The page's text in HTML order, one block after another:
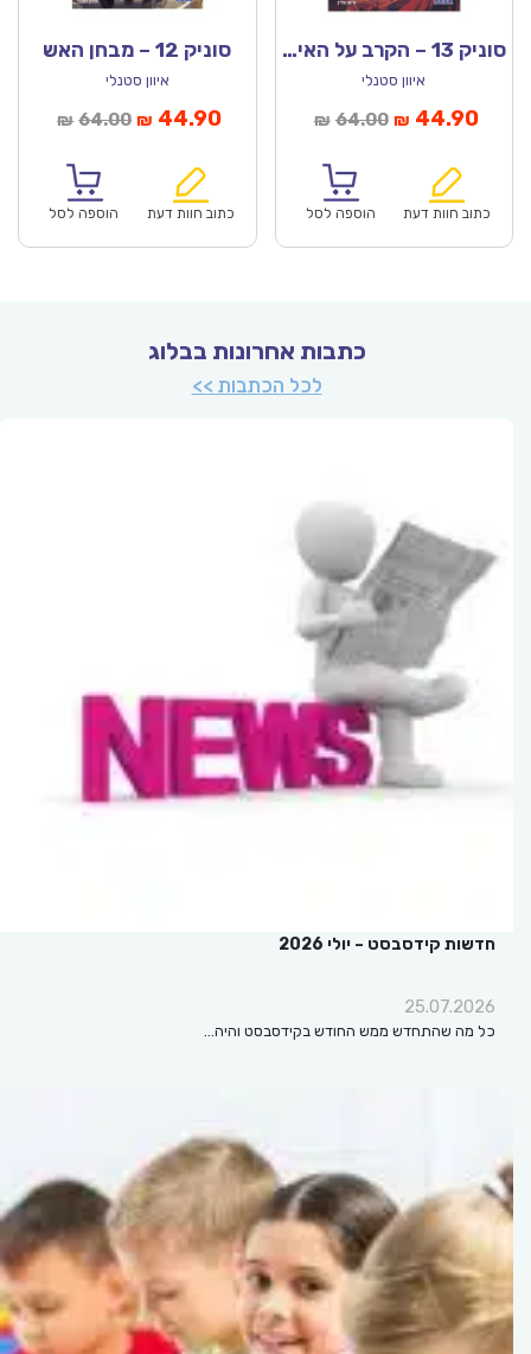
סוניק 13 – הקרב על האימפריה
איוון סטנלי
₪ 64.00המחיר
₪64.00.
₪ 44.90
כתוב חוות דעת הוספה לסל
סוניק 12 – מבחן האש
איוון סטנלי
₪ 64.00המחיר
₪64.00.
₪ 44.90המחיר
₪44.90.
כתוב חוות דעת הוספה לסל
כתבות אחרונות בבלוג
לכל הכתבות >>
חדשות קידסבסט – יולי 2026
25.07.2026
כל מה שהתחדש ממש החודש בקידסבסט והיה…